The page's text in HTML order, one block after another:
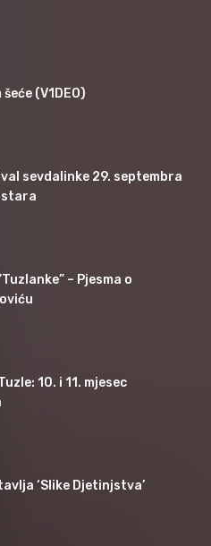
(V1DEO)
sevdalinke 29. septembra
– Pjesma o
10. i 11. mjesec
‘Slike Djetinjstva’